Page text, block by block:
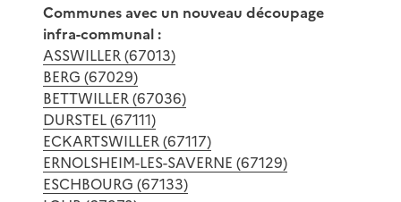
Communes avec un nouveau découpage
infra-communal :
ASSWILLER (67013)
BERG (67029)
BETTWILLER (67036)
DURSTEL (67111)
ECKARTSWILLER (67117)
ERNOLSHEIM-LES-SAVERNE (67129)
ESCHBOURG (67133)